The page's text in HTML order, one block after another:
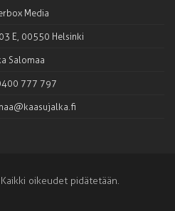
Media
E, 00550 Helsinki
Salomaa
777 797
oikeudet pidätetään.